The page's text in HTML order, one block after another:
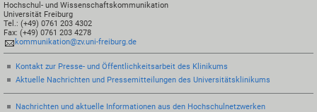
Hochschul- und Wissenschaftskommunikation
Universität Freiburg
Tel.: (+49) 0761 203 4302
Fax: (+49) 0761 203 4278
kommunikation@zv.uni-freiburg.de
Kontakt zur Presse- und Öffentlichkeitsarbeit des Klinikums
Aktuelle Nachrichten und Pressemitteilungen des Universitätsklinikums
Nachrichten und aktuelle Informationen aus den Hochschulnetzwerken